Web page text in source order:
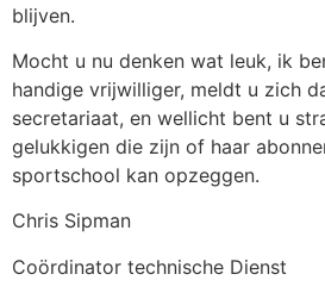
blijven.
Mocht u nu denken wat leuk, ik
handige vrijwilliger, meldt u zich
secretariaat, en wellicht bent u
gelukkigen die zijn of haar
sportschool kan opzeggen.
Chris Sipman
Coördinator technische Dienst